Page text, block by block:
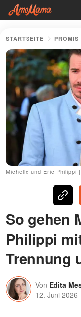
STARTSEITE PROMIS
Michelle und Eric Philippi
So gehen
Philippi
Trennung
Von Edita
12. Juni 2026